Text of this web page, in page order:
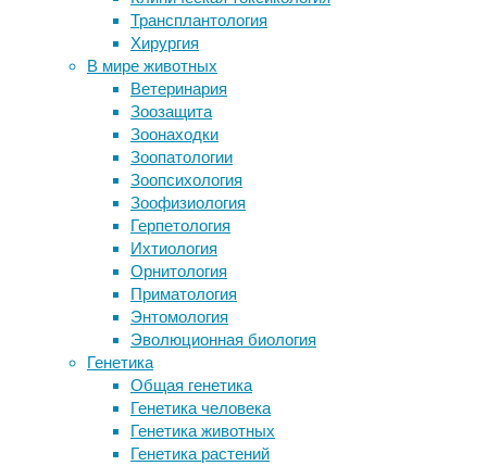
Трансплантология
Хирургия
В мире животных
Ветеринария
Зоозащита
Зоонаходки
Зоопатологии
Зоопсихология
Зоофизиология
Герпетология
Ихтиология
Орнитология
Приматология
Энтомология
Эволюционная биология
Генетика
Общая генетика
Генетика человека
Генетика животных
Генетика растений
генетика,
мозг ,
нейроновости,
нейрофизиология
Исследование,
проведенное
Калифорнийском
университете
Лос-
Анджелесе
(UCLA),
выявило
роль
гена,
который
связан
Ученые предполагают, что
столкновение кометы с Европой
может привести к зарождению жизни
Пять причин, почему люди
употребляют наркотики
Обмани меня, если сможешь. Что мы
знаем о плацебо и его эффектах
Панцирные щуки оказались
настоящими живыми ископаемыми
Следите за новостями